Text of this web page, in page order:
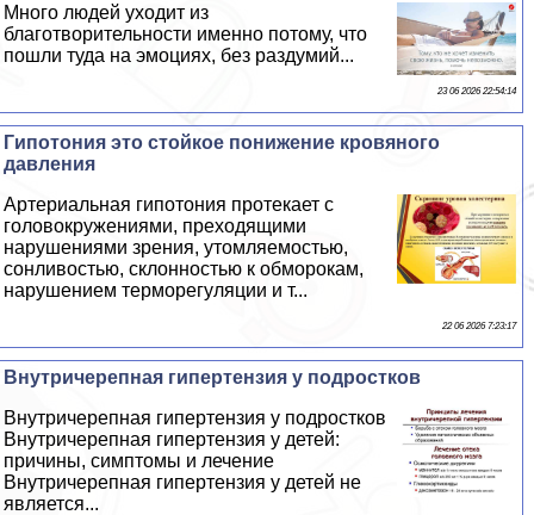
Много людей уходит из
благотворительности именно потому, что
пошли туда на эмоциях, без раздумий...
23 06 2026 22:54:14
Гипотония это стойкое понижение кровяного
давления
Артериальная гипотония протекает с
головокружениями, преходящими
нарушениями зрения, утомляемостью,
сонливостью, склонностью к обморокам,
нарушением терморегуляции и т...
22 06 2026 7:23:17
Внутричерепная гипертензия у подростков
Внутричерепная гипертензия у подростков
Внутричерепная гипертензия у детей:
причины, симптомы и лечение
Внутричерепная гипертензия у детей не
является...